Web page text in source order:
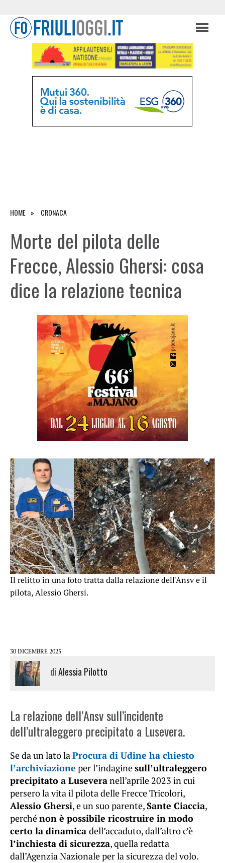
HOME CRONACA
Morte del pilota delle
Frecce, Alessio Ghersi: cosa
dice la relazione tecnica
Il relitto in una foto tratta dalla relazione dell'Ansv e il
pilota, Alessio Ghersi.
30 DICEMBRE 2025
diAlessia Pilotto
La relazione dell’Ansv sull’incidente
dell’ultraleggero precipitato a Lusevera.
Se da un lato laProcura di Udine ha chiesto
l’archiviazione per l’indaginesull’ultraleggero
precipitato a Luseveranell’aprile 2023 in cui
persero la vita il pilota delle Frecce Tricolori,
Alessio Ghersi, e un suo parente,Sante Ciaccia,
perchénon è possibile ricostruire in modo
certo la dinamica dell’accaduto, dall’altro c’è
l’inchiesta di sicurezza, quella redatta
dall’Agenzia Nazionale per la sicurezza del volo.